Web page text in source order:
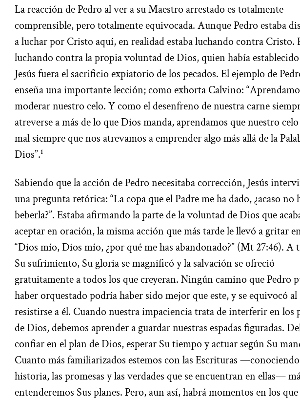
La reacción de Pedro al ver a su Maestro arrestado es totalmente
comprensible, pero totalmente equivocada. Aunque Pedro estaba
a luchar por Cristo aquí, en realidad estaba luchando contra Cristo.
luchando contra la propia voluntad de Dios, quien había
Jesús fuera el sacrificio expiatorio de los pecados. El ejemplo de
enseña una importante lección; como exhorta Calvino:
moderar nuestro celo. Y como el desenfreno de nuestra carne
atreverse a más de lo que Dios manda, aprendamos que nuestro
mal siempre que nos atrevamos a emprender algo más allá de la
Dios”.¹
Sabiendo que la acción de Pedro necesitaba corrección, Jesús
una pregunta retórica: “La copa que el Padre me ha dado, ¿acaso no
beberla?”. Estaba afirmando la parte de la voluntad de Dios que
aceptar en oración, la misma acción que más tarde le llevó a gritar
“Dios mío, Dios mío, ¿por qué me has abandonado?” (Mt 27:46). A
Su sufrimiento, Su gloria se magnificó y la salvación se ofreció
gratuitamente a todos los que creyeran. Ningún camino que Pedro
haber orquestado podría haber sido mejor que este, y se equivocó al
resistirse a él. Cuando nuestra impaciencia trata de interferir en los
de Dios, debemos aprender a guardar nuestras espadas figuradas.
confiar en el plan de Dios, esperar Su tiempo y actuar según Su
Cuanto más familiarizados estemos con las Escrituras
historia, las promesas y las verdades que se encuentran en ellas—
entenderemos Sus planes. Pero, aun así, habrá momentos en los que